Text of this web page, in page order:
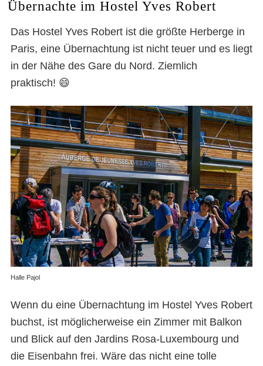
Halle Pajol
Übernachte im Hostel Yves Robert
Das Hostel Yves Robert ist die größte Herberge in
Paris, eine Übernachtung ist nicht teuer und es liegt
in der Nähe des Gare du Nord. Ziemlich
praktisch! 😄
Halle Pajol
Wenn du eine Übernachtung im Hostel Yves Robert
buchst, ist möglicherweise ein Zimmer mit Balkon
und Blick auf den Jardins Rosa-Luxembourg und
die Eisenbahn frei. Wäre das nicht eine tolle